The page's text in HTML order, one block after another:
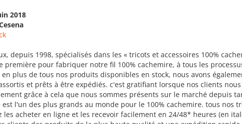
2018
depuis 1998, spécialisés dans les « tricots et accessoires 100%
première pour fabriquer notre fil 100% cachemire, à tous les
plus de tous nos produits disponibles en stock, nous avons
et prêts à être expédiés. c'est gratifiant lorsque nos clients
grâce à cela que nous sommes présents sur le marché depuis
est l'un des plus grands au monde pour le 100% cachemire. tous
les acheter en ligne et les recevoir facilement en 24/48* heures (en